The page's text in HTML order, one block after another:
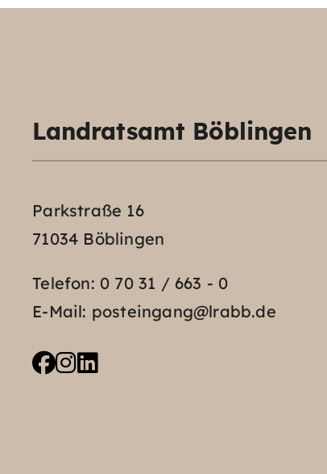
Landratsamt Böblingen
Parkstraße 16
71034 Böblingen
Telefon: 0 70 31 / 663 - 0
E-Mail: posteingang@lrabb.de